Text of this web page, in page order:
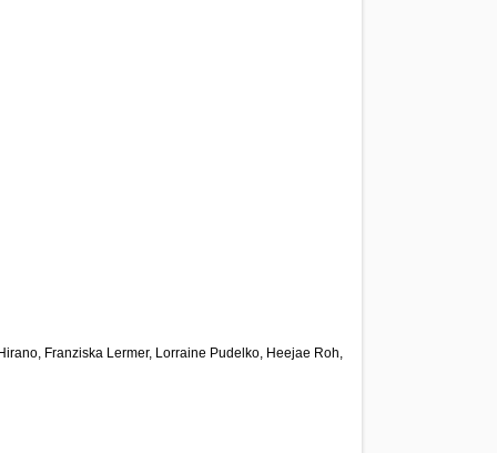
Franziska Lermer, Lorraine Pudelko, Heejae Roh,